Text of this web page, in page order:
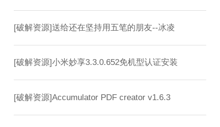
[破解资源]送给还在坚持用五笔的朋友--冰凌
[破解资源]小米妙享3.3.0.652免机型认证安装
[破解资源]Accumulator PDF creator v1.6.3